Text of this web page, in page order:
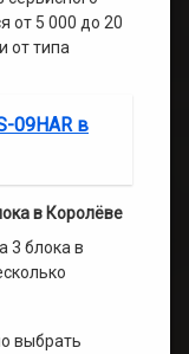
от 5 000 до 20
от типа
09HAR в
в Королёве
3 блока в
выбрать